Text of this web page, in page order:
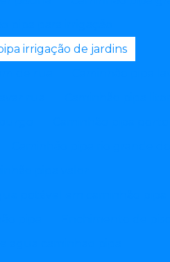
irrigação de jardins